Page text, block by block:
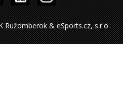
Ružomberok & eSports.cz, s.r.o.